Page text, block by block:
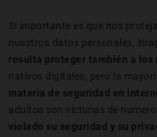
Si importante es que nos
nuestros datos personales,
resulta proteger también a los
nativos digitales, pero la
materia de seguridad en
adultos son víctimas de
violado su seguridad y su